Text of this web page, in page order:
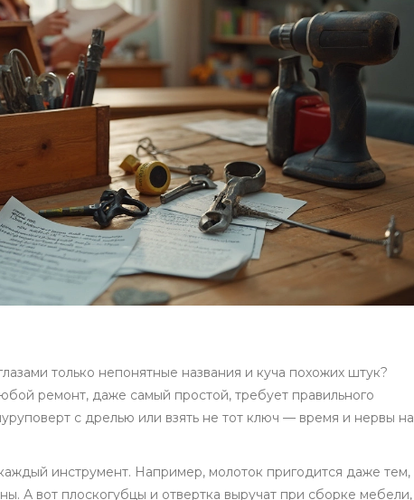
только непонятные названия и куча похожих штук?
ремонт, даже самый простой, требует правильного
с дрелью или взять не тот ключ — время и нервы на
инструмент. Например, молоток пригодится даже тем,
А вот плоскогубцы и отвертка выручат при сборке мебели,